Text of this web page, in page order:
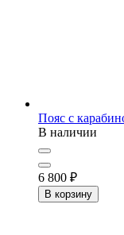
Пояс c
В наличии
6 800 ₽
В корзину